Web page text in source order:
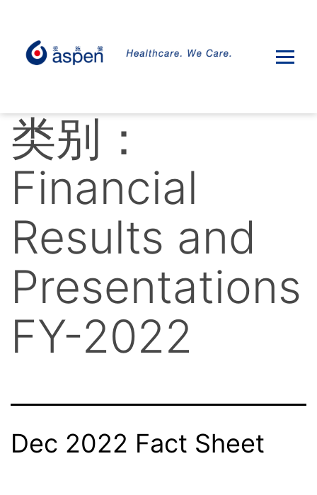
类别：
Financial
Results and
Presentations
FY-2022
Dec 2022 Fact Sheet